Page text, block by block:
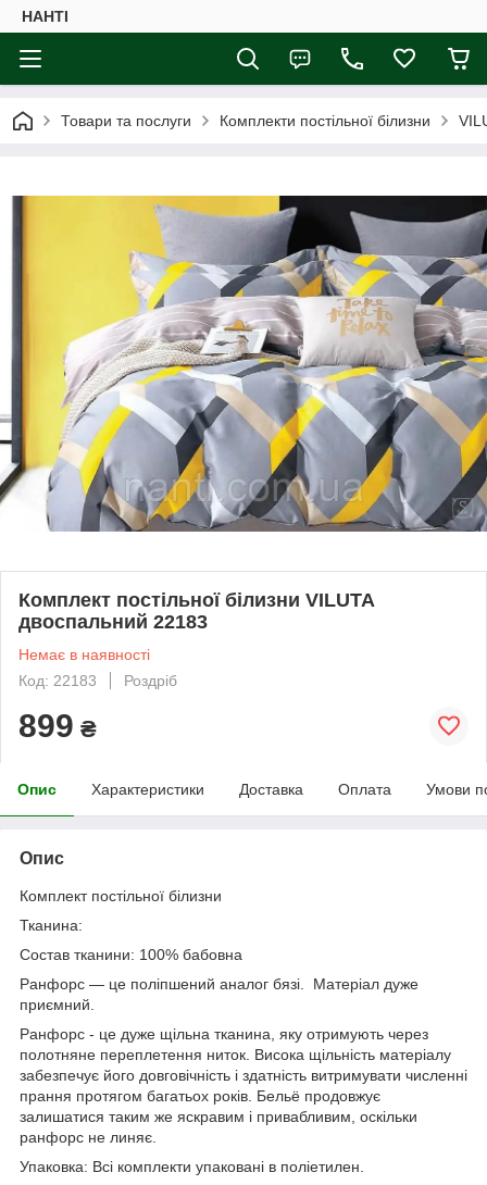
НАНTI
Товари та послуги Комплекти постільної білизни
Комплект постільної білизни VILUTA
двоспальний 22183
Немає в наявності
Код: 22183
Роздріб
899 ₴
Опис Характеристики Доставка Оплата Умови
Опис
Комплект постільної білизни
Тканина:
Состав тканини: 100% бабовна
Ранфорс — це поліпшений аналог бязі. Матеріал дуже
приємний.
Ранфорс - це дуже щільна тканина, яку отримують через
полотняне переплетення ниток. Висока щільність матеріалу
забезпечує його довговічність і здатність витримувати численні
прання протягом багатьох років. Бельё продовжує
залишатися таким же яскравим і привабливим, оскільки
ранфорс не линяє.
Упаковка: Всі комплекти упаковані в поліетилен.